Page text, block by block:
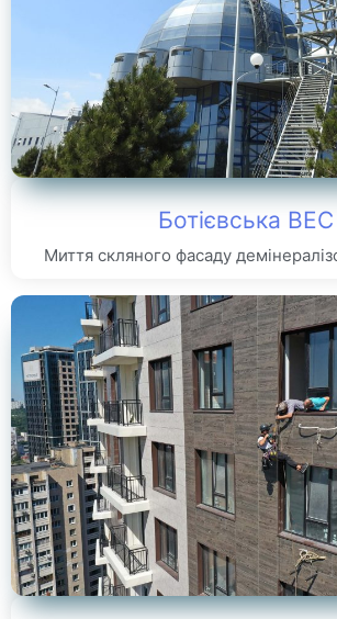
Ботієвська ВЕС
Миття скляного фасаду